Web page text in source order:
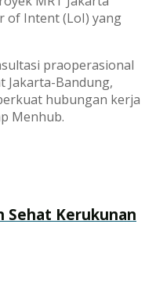
of Intent (LoI) yang
praoperasional
Jakarta-Bandung,
hubungan kerja
Menhub.
Sehat Kerukunan